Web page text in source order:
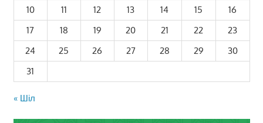
10
11 12 13 14 15
16
17
18 19 20 21 22
23
24
25 26 27 28 29
30
31
« Шіл